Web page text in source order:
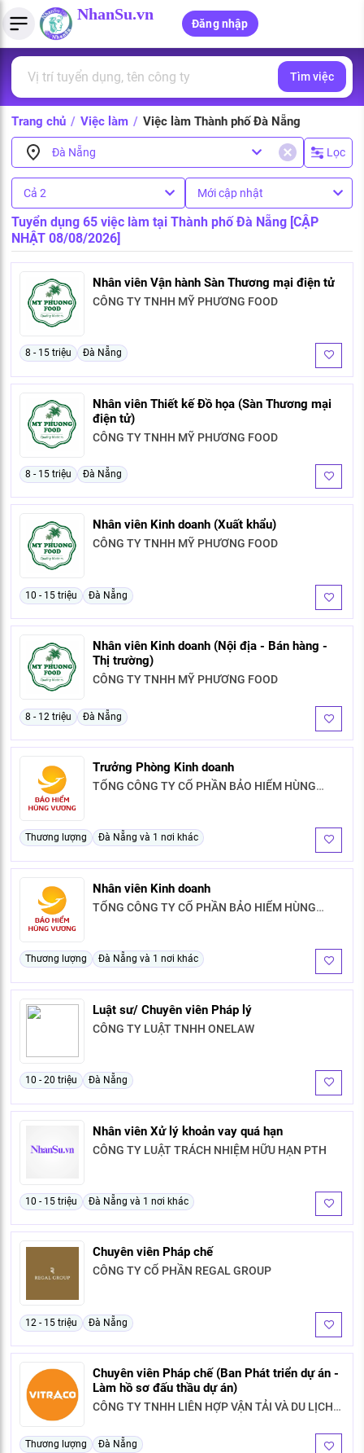
NhanSu.vn
Đăng nhập
Tìm việc làm
Việc làm ngành luật
Việc làm lương cao
Việc làm tốt nhất
CÔNG TY
Danh sách nhà tuyển dụng
Nhà tuyển dụng hàng đầu
Quản lý CV
Tải CV lên
Tạo CV trực tuyến
MẪU CV THEO STYLE
Mẫu CV đơn giản
Mẫu CV hiện đại
Tính lương Gross - Net
Tính thuế thu nhập cá nhân
Tính trợ cấp thất nghiệp
PHÁP LUẬT VIỆT NAM
Văn bản pháp luật
Chính sách mới
PHÁP LUẬT LAO ĐỘNG
Bảo hiểm và phúc lợi
Thuế thu nhập
Hồ sơ biểu mẫu
Chính sách lao động
KHÁM PHÁ NGHỀ NGHIỆP
Tử vi nghề nghiệp
Kỹ năng nghề nghiệp
HƯỚNG NGHIỆP VIỆC LÀM
Đặc trưng từng nghề
Xu hướng việc làm
XÂY DỰNG VÀ PHÁT TRIỂN ĐỘI NGŨ
TUYỂN DỤNG VIỆC LÀM
Tìm việc
Trang chủ / Việc làm / Việc làm Thành phố Đà Nẵng
Đà Nẵng Lọc
Cả 2 Mới cập nhật
Tuyển dụng 65 việc làm tại Thành phố Đà Nẵng [CẬP
NHẬT 08/08/2026]
Nhân viên Vận hành Sàn Thương mại điện tử
CÔNG TY TNHH MỸ PHƯƠNG FOOD
8 - 15 triệu Đà Nẵng
Nhân viên Thiết kế Đồ họa (Sàn Thương mại
điện tử)
CÔNG TY TNHH MỸ PHƯƠNG FOOD
8 - 15 triệu Đà Nẵng
Nhân viên Kinh doanh (Xuất khẩu)
CÔNG TY TNHH MỸ PHƯƠNG FOOD
10 - 15 triệu Đà Nẵng
Nhân viên Kinh doanh (Nội địa - Bán hàng -
Thị trường)
CÔNG TY TNHH MỸ PHƯƠNG FOOD
8 - 12 triệu Đà Nẵng
Trưởng Phòng Kinh doanh
TỔNG CÔNG TY CỔ PHẦN BẢO HIỂM HÙNG
Thương lượng Đà Nẵng và 1 nơi khác
Nhân viên Kinh doanh
TỔNG CÔNG TY CỔ PHẦN BẢO HIỂM HÙNG
Thương lượng Đà Nẵng và 1 nơi khác
Luật sư/ Chuyên viên Pháp lý
CÔNG TY LUẬT TNHH ONELAW
10 - 20 triệu Đà Nẵng
Nhân viên Xử lý khoản vay quá hạn
CÔNG TY LUẬT TRÁCH NHIỆM HỮU HẠN PTH
10 - 15 triệu Đà Nẵng và 1 nơi khác
Chuyên viên Pháp chế
CÔNG TY CỔ PHẦN REGAL GROUP
12 - 15 triệu Đà Nẵng
Chuyên viên Pháp chế (Ban Phát triển dự án -
Làm hồ sơ đấu thầu dự án)
CÔNG TY TNHH LIÊN HỢP VẬN TẢI VÀ DU LỊCH
Thương lượng Đà Nẵng